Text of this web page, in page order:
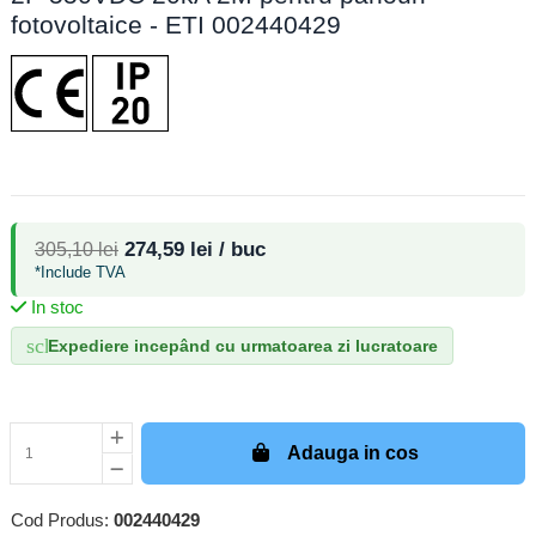
fotovoltaice - ETI 002440429
Adauga in cos
305,10 lei 274,59 lei / buc
*Include TVA
In stoc
schedule
Expediere incepând cu urmatoarea zi lucratoare
Cod Produs: 002440429